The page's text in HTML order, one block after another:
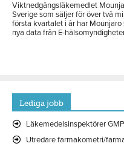
Viktnedgångsläkemedlet
Sverige som säljer för över två
första kvartalet i år har
nya data från E-
Lediga jobb
Läkemedelsinspektörer
Utredare farmakometri/